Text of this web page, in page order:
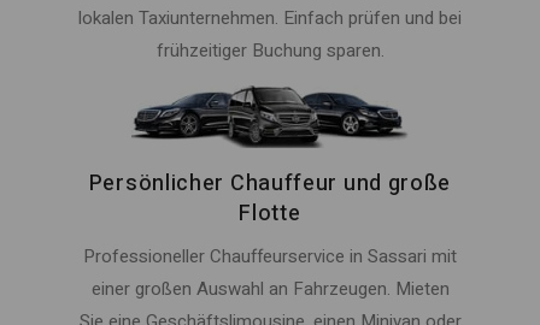
lokalen Taxiunternehmen. Einfach prüfen und bei
frühzeitiger Buchung sparen.
Persönlicher Chauffeur und große
Flotte
Professioneller Chauffeurservice in Sassari mit
einer großen Auswahl an Fahrzeugen. Mieten